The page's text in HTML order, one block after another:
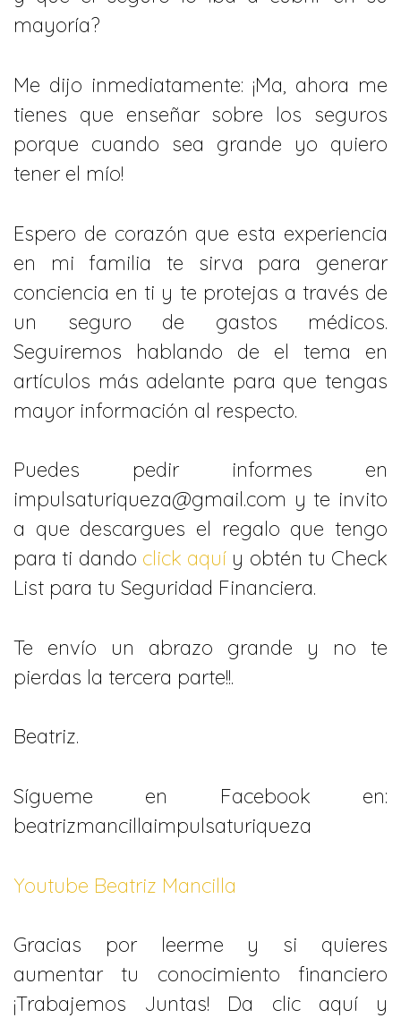
mayoría?
Me dijo inmediatamente: ¡Ma, ahora me
tienes que enseñar sobre los seguros
porque cuando sea grande yo quiero
tener el mío!
Espero de corazón que esta experiencia
en mi familia te sirva para generar
conciencia en ti y te protejas a través de
un seguro de gastos médicos.
Seguiremos hablando de el tema en
artículos más adelante para que tengas
mayor información al respecto.
Puedes pedir informes en
impulsaturiqueza@gmail.com y te invito
a que descargues el regalo que tengo
para ti dando click aquí y obtén tu Check
List para tu Seguridad Financiera.
Te envío un abrazo grande y no te
pierdas la tercera parte!!.
Beatriz.
Sígueme en Facebook en:
beatrizmancillaimpulsaturiqueza
Youtube Beatriz Mancilla
Gracias por leerme y si quieres
aumentar tu conocimiento financiero
¡Trabajemos Juntas! Da clic aquí y